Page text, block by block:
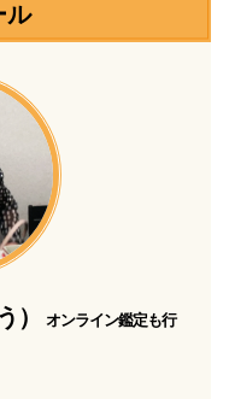
ル
） オンライン鑑定も行